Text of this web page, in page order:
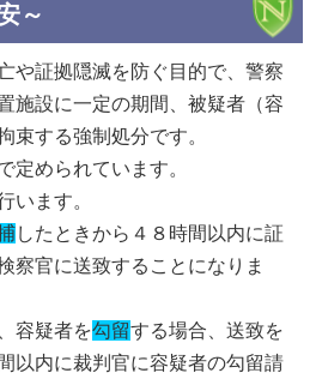
～
や証拠隠滅を防ぐ目的で、警察
施設に一定の期間、被疑者（容
束する強制処分です。
定められています。
います。
したときから４８時間以内に証
察官に送致することになりま
容疑者を勾留する場合、送致を
以内に裁判官に容疑者の勾留請